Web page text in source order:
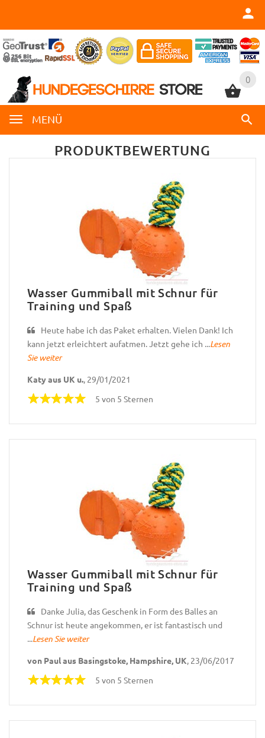
0
MENÜ
0
PRODUKTBEWERTUNG
Wasser Gummiball mit Schnur für
Training und Spaß
Heute habe ich das Paket erhalten. Vielen Dank! Ich
kann jetzt erleichtert aufatmen. Jetzt gehe ich ...Lesen
Sie weiter
Katy aus UK u., 29/01/2021
5 von 5 Sternen
Wasser Gummiball mit Schnur für
Training und Spaß
Danke Julia, das Geschenk in Form des Balles an
Schnur ist heute angekommen, er ist fantastisch und
...Lesen Sie weiter
von Paul aus Basingstoke, Hampshire, UK, 23/06/2017
5 von 5 Sternen